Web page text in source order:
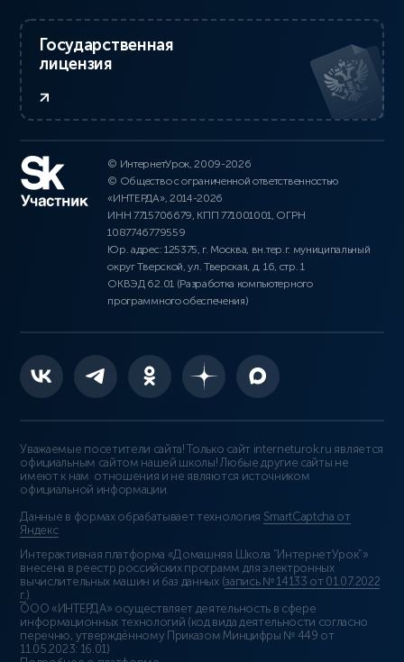
Государственная
лицензия
© ИнтернетУрок, 2009-2026
© Общество с ограниченной ответственностью
«ИНТЕРДА», 2014-2026
ИНН 7715706679, КПП 771001001, ОГРН
1087746779559
Юр. адрес: 125375, г. Москва, вн.тер.г. муниципальный
округ Тверской, ул. Тверская, д. 16, стр. 1
ОКВЭД 62.01 (Разработка компьютерного
программного обеспечения)
Уважаемые посетители сайта! Только сайт interneturok.ru является
официальным сайтом нашей школы! Любые другие сайты не
имеют к нам отношения и не являются источником
официальной информации.
Данные в формах обрабатывает технология SmartCaptcha от
Яндекс
Интерактивная платформа «Домашняя Школа “ИнтернетУрок”»
внесена в реестр российских программ для электронных
вычислительных машин и баз данных (запись № 14133 от 01.07.2022
г.).
ООО «ИНТЕРДА» осуществляет деятельность в сфере
информационных технологий (код вида деятельности согласно
перечню, утверждённому Приказом Минцифры № 449 от
11.05.2023: 16.01)